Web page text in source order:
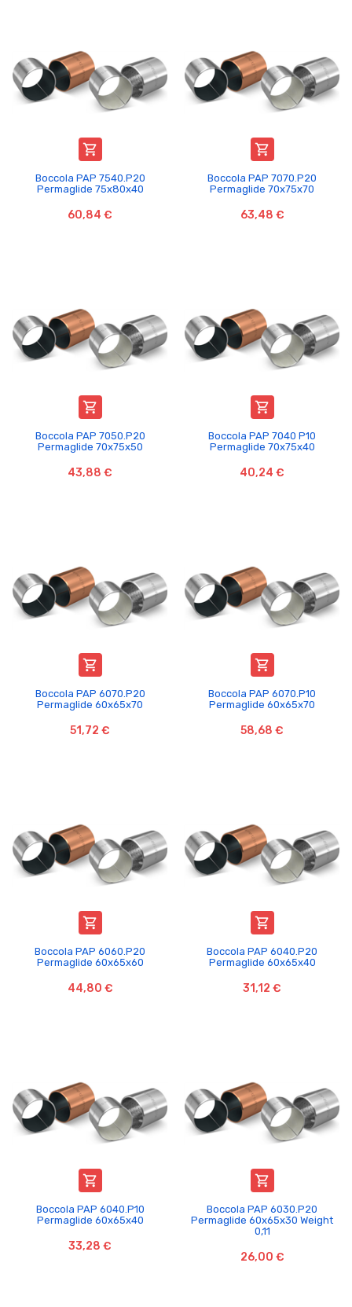

Boccola PAP 7540.P20
Permaglide 75x80x40
60,84 €

Boccola PAP 7070.P20
Permaglide 70x75x70
63,48 €

Boccola PAP 7050.P20
Permaglide 70x75x50
43,88 €

Boccola PAP 7040 P10
Permaglide 70x75x40
40,24 €

Boccola PAP 6070.P20
Permaglide 60x65x70
51,72 €

Boccola PAP 6070.P10
Permaglide 60x65x70
58,68 €

Boccola PAP 6060.P20
Permaglide 60x65x60
44,80 €

Boccola PAP 6040.P20
Permaglide 60x65x40
31,12 €

Boccola PAP 6040.P10
Permaglide 60x65x40
33,28 €

Boccola PAP 6030.P20
Permaglide 60x65x30 Weight
0,11
26,00 €